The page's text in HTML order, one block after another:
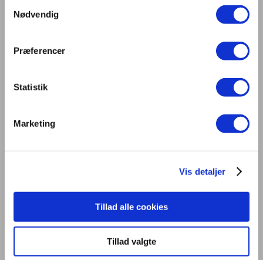
Nødvendig
Præferencer
Statistik
Marketing
Vis detaljer
Tillad alle cookies
Tillad valgte
Apple, må du installere det på Windowsdelen af
For at kunne benytte alle programmets muligheder er
det nødvendig at bruge en pc-mus.
god ide at kigge klikke sig lidt rundt i programmet inden
kurset, så du får en fornemmelse af brugergrænseflade
Link til deltagelse i kurset udsendes dagens inden
Sidste frist for tilmelding:26. april 2021